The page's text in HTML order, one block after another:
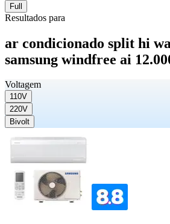
Full
Resultados para
ar condicionado split hi
samsung windfree ai
Voltagem
110V
220V
Bivolt